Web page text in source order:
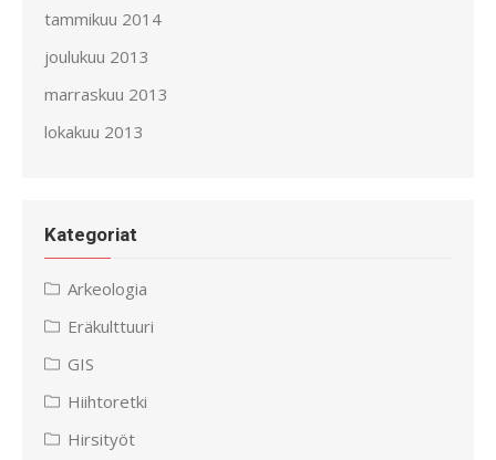
tammikuu 2014
joulukuu 2013
marraskuu 2013
lokakuu 2013
Kategoriat
Arkeologia
Eräkulttuuri
GIS
Hiihtoretki
Hirsityöt